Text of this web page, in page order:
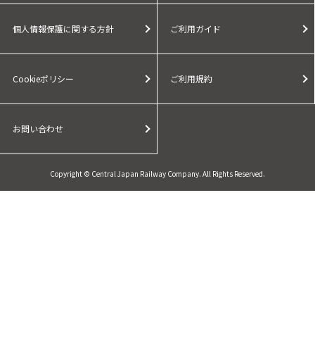
個人情報保護に関する方針 ご利用ガイド
Cookieポリシー ご利用規約
お問い合わせ
Copyright © Central Japan Railway Company. All Rights Reserved.